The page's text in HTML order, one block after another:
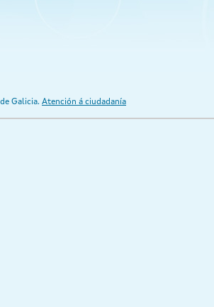
Galicia. Atención á ciudadanía